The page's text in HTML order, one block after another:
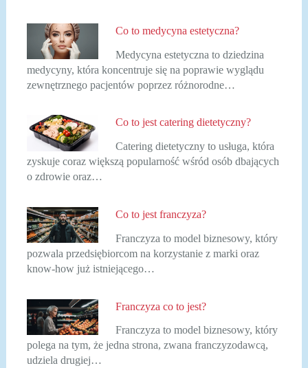
Co to medycyna estetyczna?
Medycyna estetyczna to dziedzina
medycyny, która koncentruje się na poprawie wyglądu
zewnętrznego pacjentów poprzez różnorodne…
Co to jest catering dietetyczny?
Catering dietetyczny to usługa, która
zyskuje coraz większą popularność wśród osób dbających
o zdrowie oraz…
Co to jest franczyza?
Franczyza to model biznesowy, który
pozwala przedsiębiorcom na korzystanie z marki oraz
know-how już istniejącego…
Franczyza co to jest?
Franczyza to model biznesowy, który
polega na tym, że jedna strona, zwana franczyzodawcą,
udziela drugiej…